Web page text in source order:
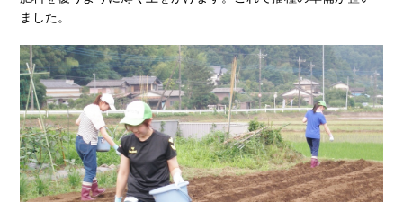
ました。